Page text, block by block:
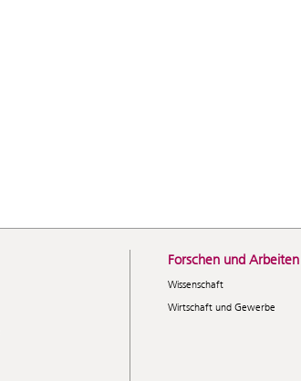
Forschen und Arbeiten
Wissenschaft
Wirtschaft und Gewerbe